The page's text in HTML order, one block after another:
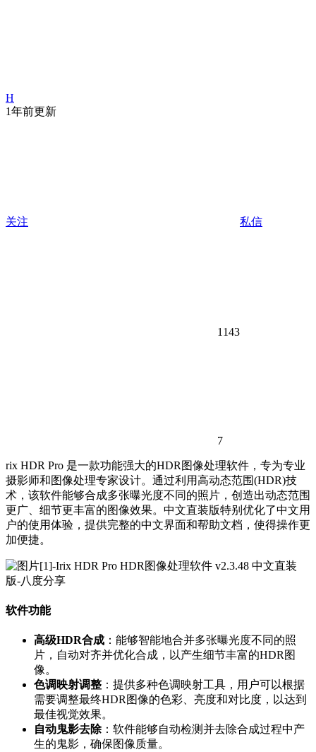
H
1年前更新
关注 私信
1143
7
rix HDR Pro 是一款功能强大的HDR图像处理软件，专为专业
摄影师和图像处理专家设计。通过利用高动态范围(HDR)技
术，该软件能够合成多张曝光度不同的照片，创造出动态范围
更广、细节更丰富的图像效果。中文直装版特别优化了中文用
户的使用体验，提供完整的中文界面和帮助文档，使得操作更
加便捷。
软件功能
高级HDR合成 ：能够智能地合并多张曝光度不同的照
片，自动对齐并优化合成，以产生细节丰富的HDR图
像。
色调映射调整 ：提供多种色调映射工具，用户可以根据
需要调整最终HDR图像的色彩、亮度和对比度，以达到
最佳视觉效果。
自动鬼影去除：软件能够自动检测并去除合成过程中产
生的鬼影，确保图像质量。